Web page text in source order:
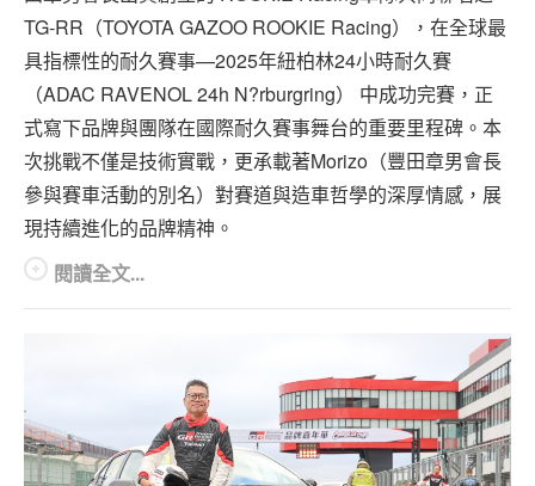
TG-RR（TOYOTA GAZOO ROOKIE Racing），在全球最
具指標性的耐久賽事—2025年紐柏林24小時耐久賽
（ADAC RAVENOL 24h N?rburgring） 中成功完賽，正
式寫下品牌與團隊在國際耐久賽事舞台的重要里程碑。本
次挑戰不僅是技術實戰，更承載著Morizo（豐田章男會長
參與賽車活動的別名）對賽道與造車哲學的深厚情感，展
現持續進化的品牌精神。
閱讀全文...